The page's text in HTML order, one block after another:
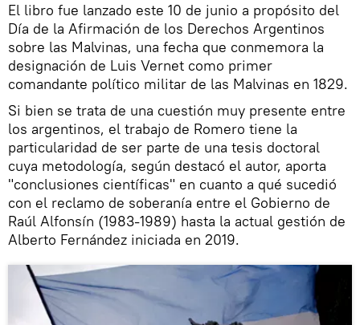
El libro fue lanzado este 10 de junio a propósito del
Día de la Afirmación de los Derechos Argentinos
sobre las Malvinas, una fecha que conmemora la
designación de Luis Vernet como primer
comandante político militar de las Malvinas en 1829.
Si bien se trata de una cuestión muy presente entre
los argentinos, el trabajo de Romero tiene la
particularidad de ser parte de una tesis doctoral
cuya metodología, según destacó el autor, aporta
"conclusiones científicas" en cuanto a qué sucedió
con el reclamo de soberanía entre el Gobierno de
Raúl Alfonsín (1983-1989) hasta la actual gestión de
Alberto Fernández iniciada en 2019.